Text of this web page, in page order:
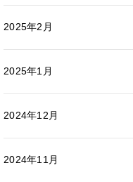
2025年2月
2025年1月
2024年12月
2024年11月